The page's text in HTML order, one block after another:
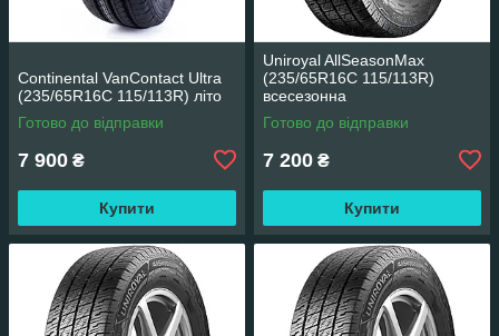
Continental VanContact Ultra
(235/65R16C 115/113R) літо
Готово до відправки
7 900 ₴
Купити
Uniroyal AllSeasonMax
(235/65R16C 115/113R)
всесезонна
Готово до відправки
7 200 ₴
Купити